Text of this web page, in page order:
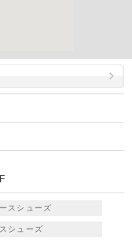
スシューズ
シューズ